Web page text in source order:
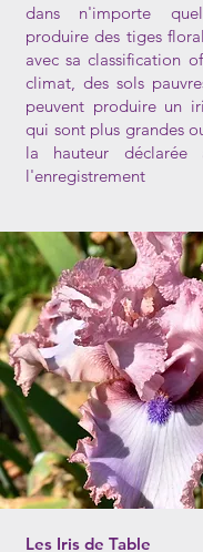
dans n'importe
produire des tiges
avec sa classification
climat, des sols
peuvent produire un
qui sont plus grandes
la hauteur
l'enregistrement
Les Iris de Table